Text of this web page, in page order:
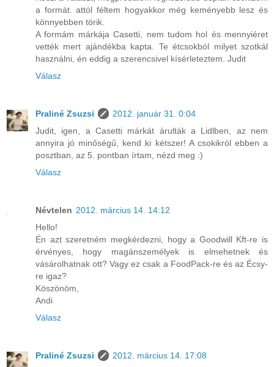
a formát. attól féltem hogyakkor még keményebb lesz és
könnyebben törik.
A formám márkája Casetti, nem tudom hol és mennyiéret
vették mert ajándékba kapta. Te étcsokból milyet szotkál
használni, én eddig a szerencsivel kísérleteztem. Judit
Válasz
Praliné Zsuzsi
2012. január 31. 0:04
Judit, igen, a Casetti márkát árulták a Lidlben, az nem
annyira jó minőségű, kend ki kétszer! A csokikról ebben a
posztban, az 5. pontban írtam, nézd meg :)
Válasz
Névtelen 2012. március 14. 14:12
Hello!
Én azt szeretném megkérdezni, hogy a Goodwill Kft-re is
érvényes, hogy magánszemélyek is elmehetnek és
vásárolhatnak ott? Vagy ez csak a FoodPack-re és az Écsy-
re igaz?
Köszönöm,
Andi
Válasz
Praliné Zsuzsi
2012. március 14. 17:08